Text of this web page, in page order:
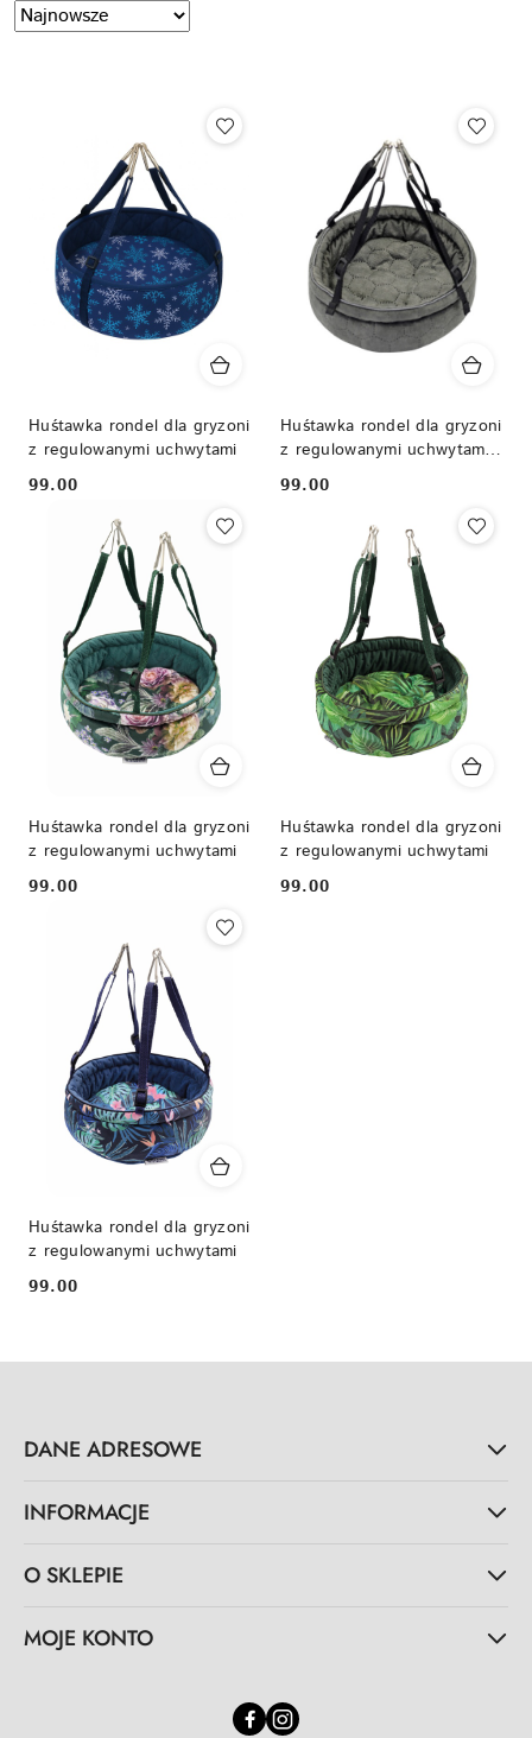
Zastosowano
sortowanie:
Sortuj
według
Huśtawka rondel dla gryzoni
z regulowanymi uchwytami
Cena:
99.00
Huśtawka rondel dla gryzoni
z regulowanymi uchwytami -
zabawka dla szynszyli,
koszatniczek, szczurów
Cena:
99.00
Huśtawka rondel dla gryzoni
z regulowanymi uchwytami
Cena:
99.00
Huśtawka rondel dla gryzoni
z regulowanymi uchwytami
Cena:
99.00
Huśtawka rondel dla gryzoni
z regulowanymi uchwytami
Cena:
99.00
DANE ADRESOWE
INFORMACJE
O SKLEPIE
MOJE KONTO